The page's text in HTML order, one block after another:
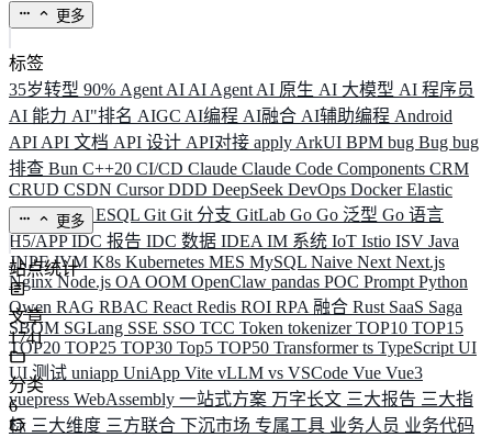
更多
标签
35岁转型 90% Agent AI AI Agent AI 原生 AI 大模型 AI 程序员
AI 能力 AI"排名 AIGC AI编程 AI融合 AI辅助编程 Android
API API 文档 API 设计 API对接 apply ArkUI BPM bug Bug bug
排查 Bun C++20 CI/CD Claude Claude Code Components CRM
CRUD CSDN CursorDDD DeepSeek DevOps DockerElastic
ELK ElysiaESQL Git Git 分支 GitLab Go Go 泛型 Go 语言
H5/APPIDC 报告 IDC 数据 IDEA IM 系统 IoT Istio ISV Java
JNPFJVM K8s Kubernetes MES MySQL Naive Next Next.js
NginxNode.js OA OOM OpenClaw pandas POC Prompt Python
Qwen RAG RBAC React Redis ROI RPA 融合 Rust SaaS Saga
SBOM SGLang SSE SSO TCC Token tokenizerTOP10 TOP15
TOP20 TOP25 TOP30 Top5 TOP50 Transformerts TypeScript UI
UI 测试 uniapp UniApp Vite vLLM vs VSCode Vue Vue3
vuepress WebAssembly 一站式方案 万字长文 三大报告 三大指
标 三大维度 三方联合 下沉市场 专属工具 业务人员 业务代码
更多
站点统计
文章
1741
分类
6